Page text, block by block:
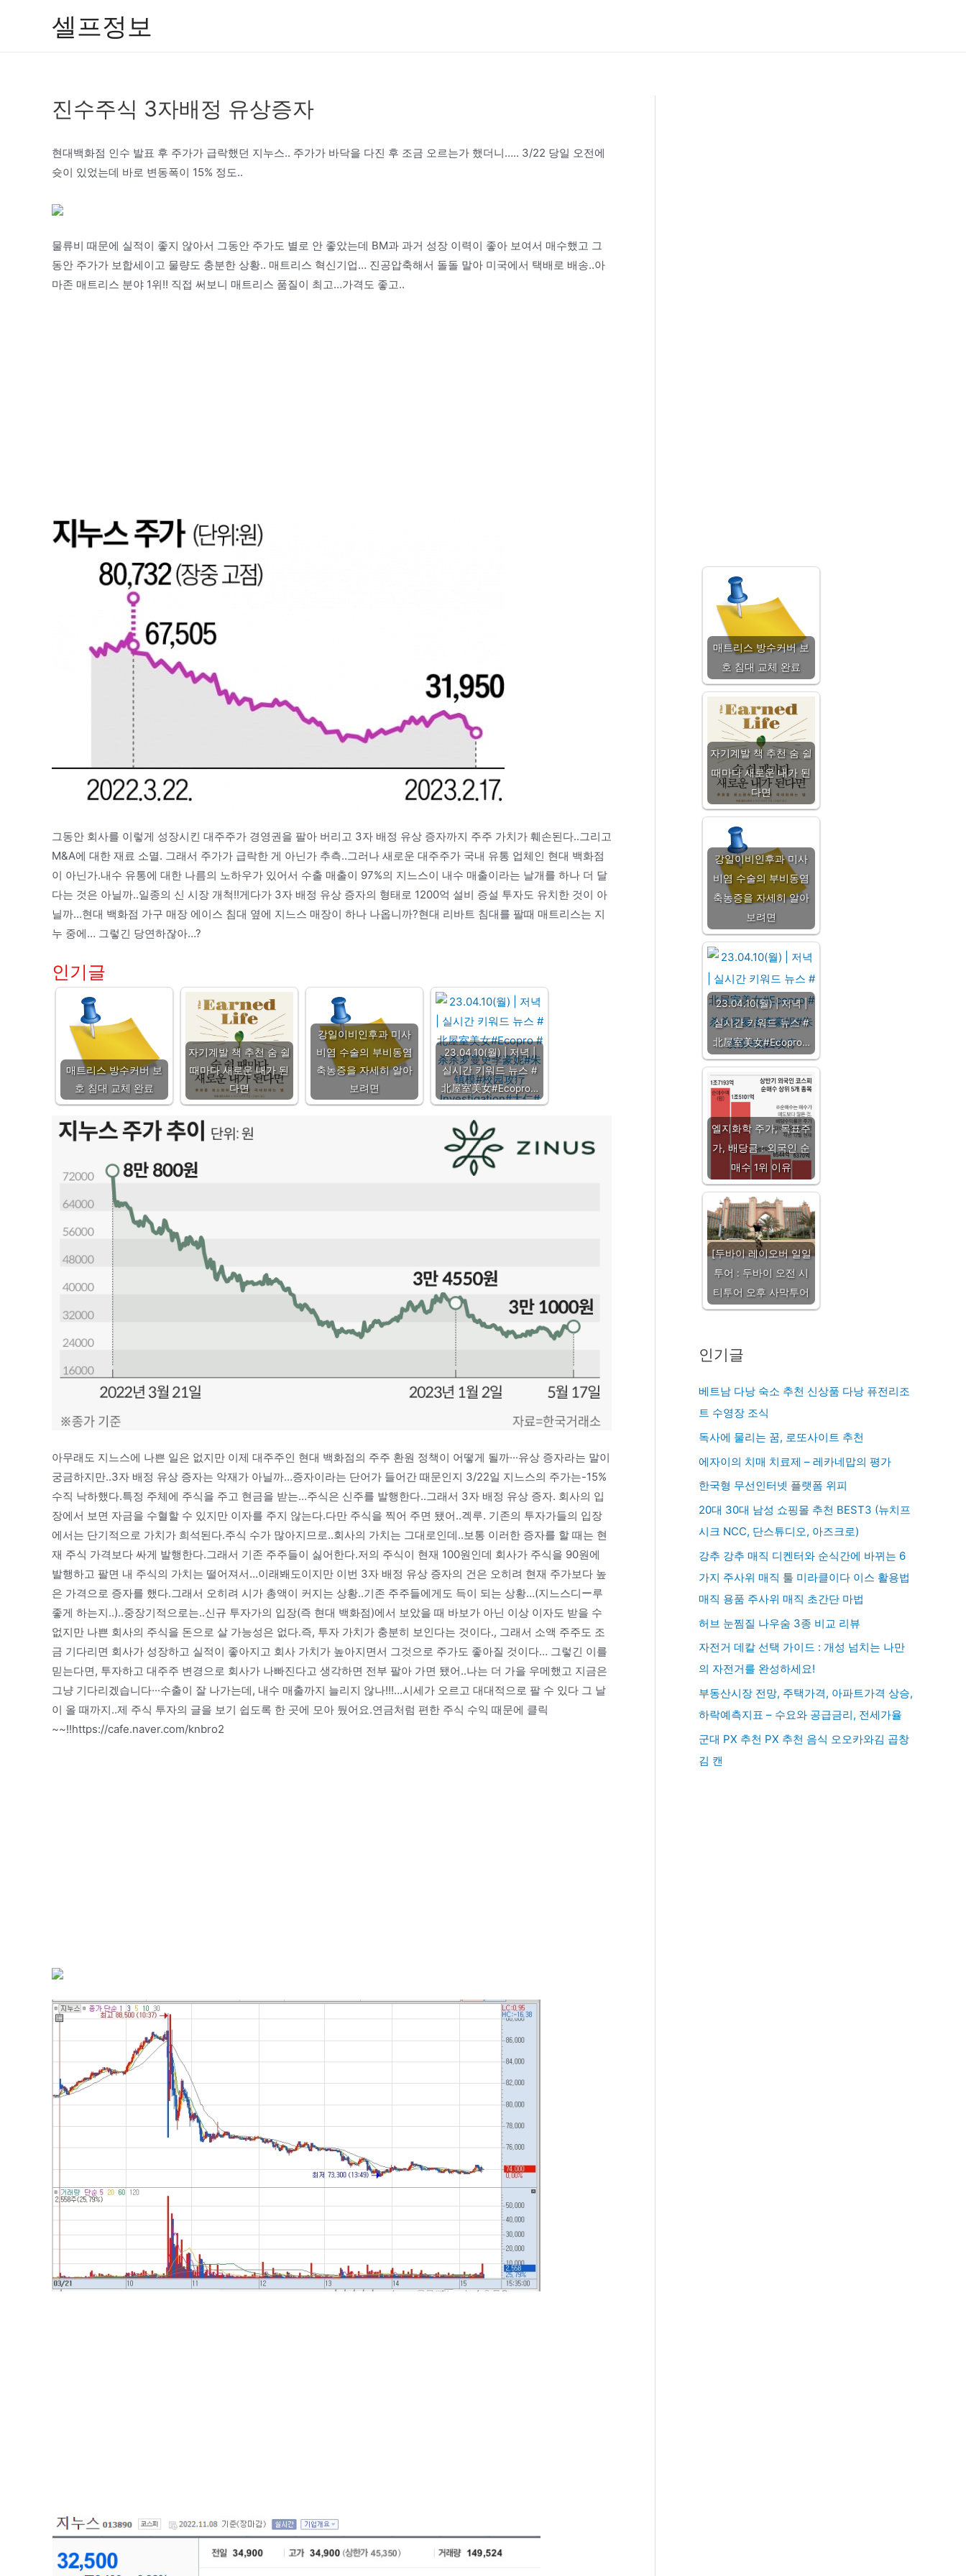
셀프정보
진수주식 3자배정 유상증자
현대백화점 인수 발표 후 주가가 급락했던 지누스.. 주가가 바닥을 다진 후 조금 오르는가 했더니….. 3/22 당일 오전에
슛이 있었는데 바로 변동폭이 15% 정도..
물류비 때문에 실적이 좋지 않아서 그동안 주가도 별로 안 좋았는데 BM과 과거 성장 이력이 좋아 보여서 매수했고 그
동안 주가가 보합세이고 물량도 충분한 상황.. 매트리스 혁신기업… 진공압축해서 돌돌 말아 미국에서 택배로 배송..아
마존 매트리스 분야 1위!! 직접 써보니 매트리스 품질이 최고…가격도 좋고..
그동안 회사를 이렇게 성장시킨 대주주가 경영권을 팔아 버리고 3자 배정 유상 증자까지 주주 가치가 훼손된다..그리고
M&A에 대한 재료 소멸. 그래서 주가가 급락한 게 아닌가 추측..그러나 새로운 대주주가 국내 유통 업체인 현대 백화점
이 아닌가.내수 유통에 대한 나름의 노하우가 있어서 수출 매출이 97%의 지느스이 내수 매출이라는 날개를 하나 더 달
다는 것은 아닐까..일종의 신 시장 개척!!게다가 3자 배정 유상 증자의 형태로 1200억 설비 증설 투자도 유치한 것이 아
닐까…현대 백화점 가구 매장 에이스 침대 옆에 지느스 매장이 하나 나옵니까?현대 리바트 침대를 팔때 매트리스는 지
누 중에… 그렇긴 당연하잖아…?
인기글
매트리스 방수커버 보
호 침대 교체 완료
자기계발 책 추천 숨 쉴
때마다 새로운 내가 된
다면
강일이비인후과 미사
비염 수술의 부비동염
축농증을 자세히 알아
보려면
23.04.10(월) | 저녁 |
실시간 키워드 뉴스 #
北屋室美女#Ecopro…
아무래도 지느스에 나쁜 일은 없지만 이제 대주주인 현대 백화점의 주주 환원 정책이 어떻게 될까···유상 증자라는 말이
궁금하지만..3자 배정 유상 증자는 악재가 아닐까…증자이라는 단어가 들어간 때문인지 3/22일 지느스의 주가는-15%
수직 낙하했다.특정 주체에 주식을 주고 현금을 받는…주식은 신주를 발행한다..그래서 3자 배정 유상 증자. 회사의 입
장에서 보면 자금을 수혈할 수 있지만 이자를 주지 않는다.다만 주식을 찍어 주면 됐어..겍루. 기존의 투자가들의 입장
에서는 단기적으로 가치가 희석된다.주식 수가 많아지므로..회사의 가치는 그대로인데..보통 이러한 증자를 할 때는 현
재 주식 가격보다 싸게 발행한다.그래서 기존 주주들이 싫어한다.저의 주식이 현재 100원인데 회사가 주식을 90원에
발행하고 팔면 내 주식의 가치는 떨어져서…이래봬도이지만 이번 3자 배정 유상 증자의 건은 오히려 현재 주가보다 높
은 가격으로 증자를 했다.그래서 오히려 시가 총액이 커지는 상황..기존 주주들에게도 득이 되는 상황…(지느스디ー루
좋게 하는지..)..중장기적으로는..신규 투자가의 입장(즉 현대 백화점)에서 보았을 때 바보가 아닌 이상 이자도 받을 수
없지만 나쁜 회사의 주식을 돈으로 살 가능성은 없다.즉, 투자 가치가 충분히 보인다는 것이다., 그래서 소액 주주도 조
금 기다리면 회사가 성장하고 실적이 좋아지고 회사 가치가 높아지면서 그것으로 주가도 좋아질 것이다… 그렇긴 이를
믿는다면, 투자하고 대주주 변경으로 회사가 나빠진다고 생각하면 전부 팔아 가면 됐어..나는 더 가을 우메했고 지금은
그냥 기다리겠습니다···수출이 잘 나가는데, 내수 매출까지 늘리지 않나!!!…시세가 오르고 대대적으로 팔 수 있다 그 날
이 올 때까지..제 주식 투자의 글을 보기 쉽도록 한 곳에 모아 뒀어요.연금처럼 편한 주식 수익 때문에 클릭
~~!!https://cafe.naver.com/knbro2
매트리스 방수커버 보
호 침대 교체 완료
자기계발 책 추천 숨 쉴
때마다 새로운 내가 된
다면
강일이비인후과 미사
비염 수술의 부비동염
축농증을 자세히 알아
보려면
23.04.10(월) | 저녁 |
실시간 키워드 뉴스 #
北屋室美女#Ecopro…
엘지화학 주가, 목표주
가, 배당금 : 외국인 순
매수 1위 이유
[두바이 레이오버 일일
투어 : 두바이 오전 시
티투어 오후 사막투어
인기글
베트남 다낭 숙소 추천 신상품 다낭 퓨전리조
트 수영장 조식
독사에 물리는 꿈, 로또사이트 추천
에자이의 치매 치료제 – 레카네맙의 평가
한국형 무선인터넷 플랫폼 위피
20대 30대 남성 쇼핑몰 추천 BEST3 (뉴치프
시크 NCC, 단스튜디오, 아즈크로)
강추 강추 매직 디켄터와 순식간에 바뀌는 6
가지 주사위 매직 툴 미라클이다 이스 활용법
매직 용품 주사위 매직 초간단 마법
허브 눈찜질 나우숨 3종 비교 리뷰
자전거 데칼 선택 가이드 : 개성 넘치는 나만
의 자전거를 완성하세요!
부동산시장 전망, 주택가격, 아파트가격 상승,
하락예측지표 – 수요와 공급금리, 전세가율
군대 PX 추천 PX 추천 음식 오오카와김 곱창
김 캔